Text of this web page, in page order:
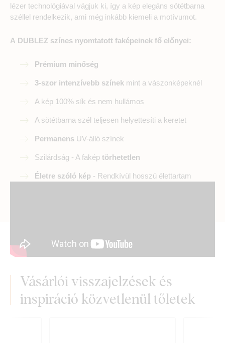
lézer technológiával vágjuk ki, így a kép elegáns sötétbarna
széllel rendelkezik, ami még inkább kiemeli a motívumot.
A DUBLEZ színes nyomtatott faképeinek fő előnyei:
Prémium minőség
3-szor intenzívebb színek mint a vászonképeknél
A kép 100% sík és nem hullámos
A sötétbarna szél teljesen helyettesíti a keretet
Permanens UV-álló színek
Szilárdság - A fakép törhetetlen
Életre szóló kép - Rendkívül hosszú élettartam
Vásárlói visszajelzések és
inspiráció közvetlenül tőletek